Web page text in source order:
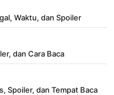
Waktu, dan Spoiler
dan Cara Baca
Spoiler, dan Tempat Baca